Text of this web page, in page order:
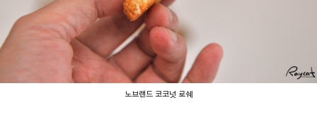
노브랜드 코코넛 로쉐